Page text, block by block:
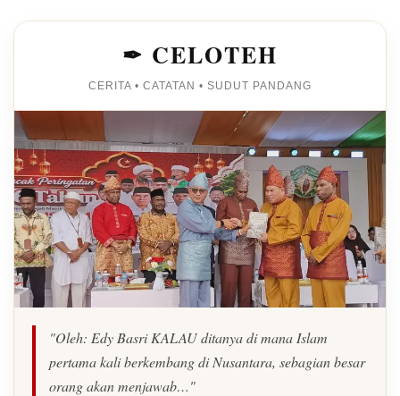
✒ CELOTEH
CERITA • CATATAN • SUDUT PANDANG
"Oleh: Edy Basri KALAU ditanya di mana Islam
pertama kali berkembang di Nusantara, sebagian besar
orang akan menjawab…"